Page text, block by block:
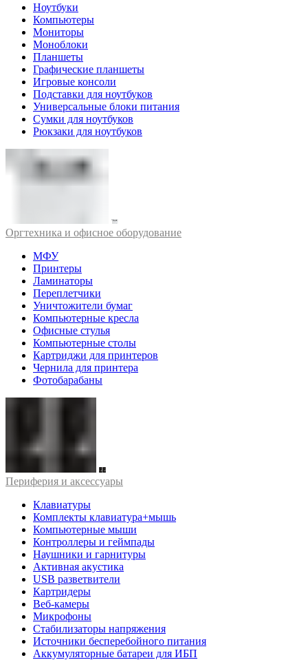
Ноутбуки
Компьютеры
Мониторы
Моноблоки
Планшеты
Графические планшеты
Игровые консоли
Подставки для ноутбуков
Универсальные блоки питания
Сумки для ноутбуков
Рюкзаки для ноутбуков
Оргтехника и офисное оборудование
МФУ
Принтеры
Ламинаторы
Переплетчики
Уничтожители бумаг
Компьютерные кресла
Офисные стулья
Компьютерные столы
Картриджи для принтеров
Чернила для принтера
Фотобарабаны
Периферия и аксессуары
Клавиатуры
Комплекты клавиатура+мышь
Компьютерные мыши
Контроллеры и геймпады
Наушники и гарнитуры
Активная акустика
USB разветвители
Картридеры
Веб-камеры
Микрофоны
Стабилизаторы напряжения
Источники бесперебойного питания
Аккумуляторные батареи для ИБП